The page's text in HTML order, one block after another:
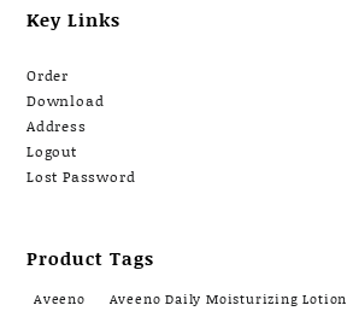
Key Links
Order
Download
Address
Logout
Lost Password
Product Tags
Aveeno Aveeno Daily Moisturizing Lotion